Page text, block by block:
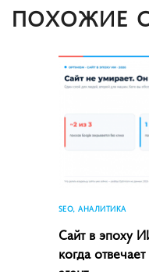
ПОХОЖИЕ
SEO, АНАЛИТИКА
Сайт в эпоху
когда